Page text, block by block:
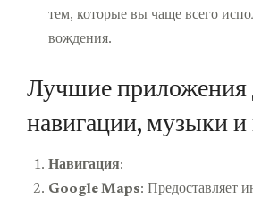
тем, которые вы чаще всего
вождения.
Лучшие приложения
навигации, музыки и
Навигация:
Google Maps: Предоставляет